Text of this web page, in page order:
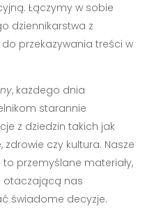
Łączymy w sobie
dziennikarstwa z
przekazywania treści w
, każdego dnia
starannie
z dziedzin takich jak
zdrowie czy kultura. Nasze
przemyślane materiały,
otaczającą nas
świadome decyzje.